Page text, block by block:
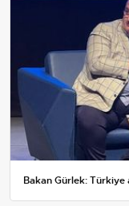
Bakan Gürlek: Türkiye